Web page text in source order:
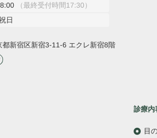
（最終受付時間17:30）
日
都新宿区新宿3-11-6 エクレ新宿8階
診療内
目